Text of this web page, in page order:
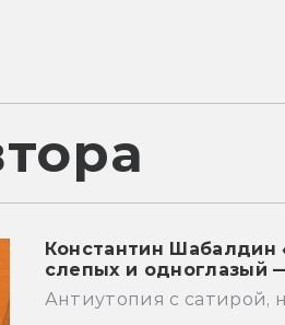
Константин Шабалдин
слепых и одноглазый
Антиутопия с сатирой,